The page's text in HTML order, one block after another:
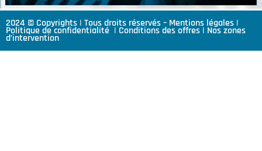
2024 © Copyrights | Tous droits réservés – Mentions légales |
Politique de confidentialité | Conditions des offres | Nos zones
d’intervention